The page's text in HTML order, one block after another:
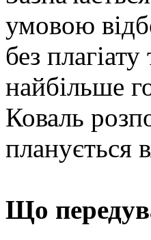
умовою
без
найбільше
Коваль
планується
Що